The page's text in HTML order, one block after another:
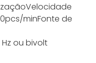
Velocidade
minFonte de
Hz ou bivolt